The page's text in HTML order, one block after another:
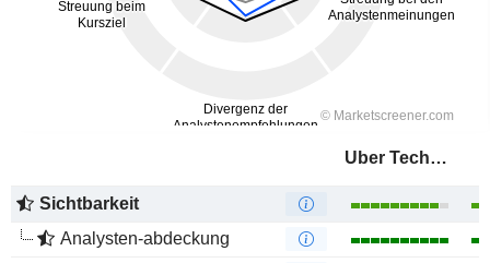
Uber Technologies, Inc.
Sichtbarkeit
Analysten-abdeckung